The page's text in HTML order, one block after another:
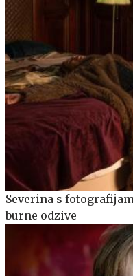
Severina s
burne odzive